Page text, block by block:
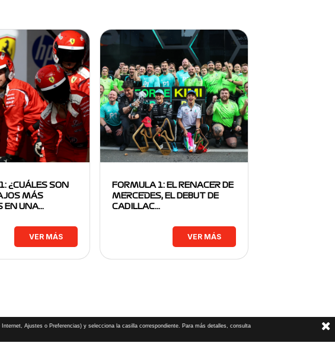
¿CUÁLES SON
MÁS
EN UNA…
VER MÁS
FORMULA 1: EL RENACER DE
MERCEDES, EL DEBUT DE
CADILLAC…
VER MÁS
Ajustes o Preferencias) y selecciona la casilla correspondiente. Para más detalles, consulta